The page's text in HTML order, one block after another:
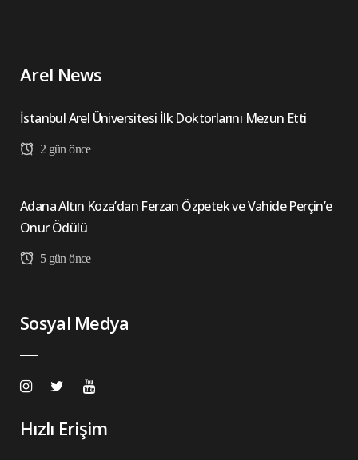
Arel News
İstanbul Arel Üniversitesi İlk Doktorlarını Mezun Etti
2 gün önce
Adana Altın Koza’dan Ferzan Özpetek ve Vahide Perçin’e
Onur Ödülü
5 gün önce
Sosyal Medya
Hızlı Erişim